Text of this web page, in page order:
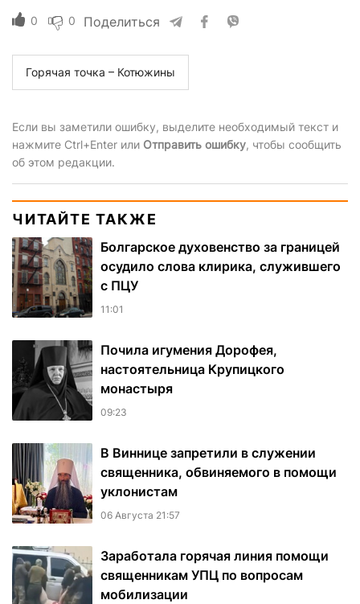
0 0 Поделиться
Горячая точка – Котюжины
Если вы заметили ошибку, выделите необходимый текст и
нажмите Ctrl+Enter или Отправить ошибку, чтобы сообщить
об этом редакции.
ЧИТАЙТЕ ТАКЖЕ
Болгарское духовенство за границей
осудило слова клирика, служившего
с ПЦУ
11:01
Почила игумения Дорофея,
настоятельница Крупицкого
монастыря
09:23
В Виннице запретили в служении
священника, обвиняемого в помощи
уклонистам
06 Августа 21:57
Заработала горячая линия помощи
священникам УПЦ по вопросам
мобилизации